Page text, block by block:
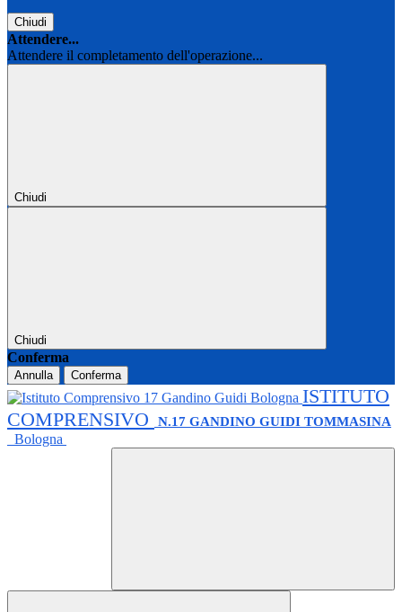
Chiudi
Attendere...
Attendere il completamento dell'operazione...
Chiudi
Chiudi
Conferma
Annulla Conferma
ISTITUTO
COMPRENSIVO
N.17 GANDINO GUIDI TOMMASINA
Bologna